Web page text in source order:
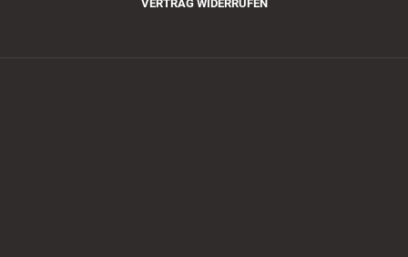
VERTRAG WIDERRUFEN